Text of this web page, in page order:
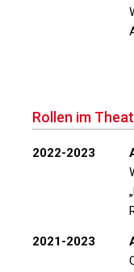
Rollen im
2022-2023
2021-2023